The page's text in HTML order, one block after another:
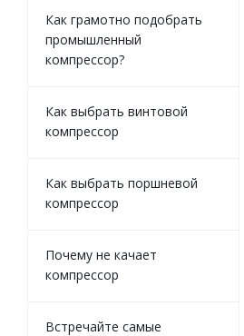
Как грамотно подобрать
промышленный
компрессор?
Как выбрать винтовой
компрессор
Как выбрать поршневой
компрессор
Почему не качает
компрессор
Встречайте самые